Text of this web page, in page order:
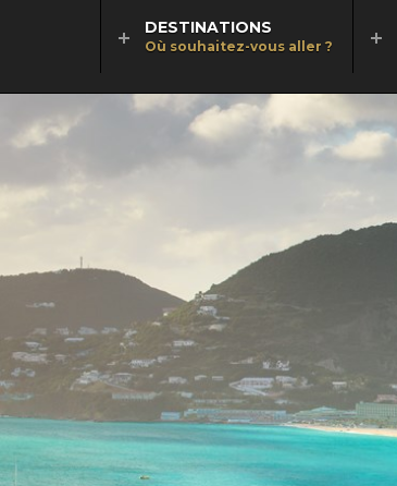
DESTINATIONS
Où souhaitez-vous aller ?